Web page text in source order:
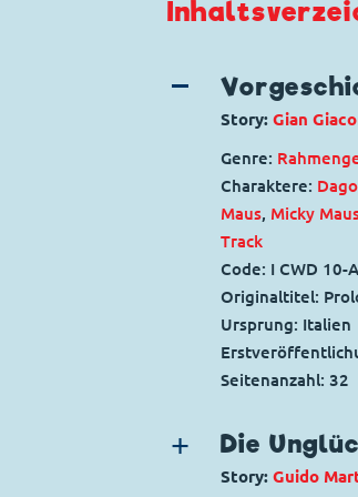
Story: Gian
Genre:
Charaktere:
Maus, Micky
Track
Code: I CWD 10-A
Originaltitel:
Ursprung: Italien
Seitenanzahl: 32
Die
Story: Guido